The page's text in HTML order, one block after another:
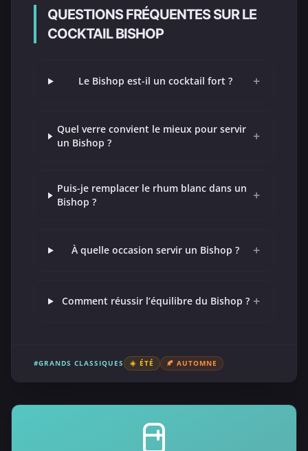
QUESTIONS FRÉQUENTES SUR LE
COCKTAIL BISHOP
Le Bishop est-il un cocktail fort ? +
Quel verre convient le mieux pour servir
un Bishop ?
+
Puis-je remplacer le rhum blanc dans un
Bishop ?
+
À quelle occasion servir un Bishop ? +
Comment réussir l’équilibre du Bishop ? +
#GRANDS CLASSIQUES ☀️ ÉTÉ 🍂 AUTOMNE